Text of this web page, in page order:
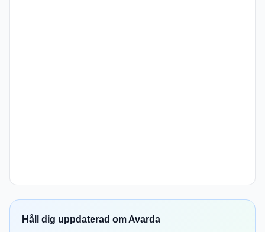
Håll dig uppdaterad om Avarda